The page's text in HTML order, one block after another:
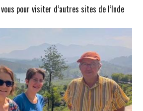
pour visiter d’autres sites de l’Inde